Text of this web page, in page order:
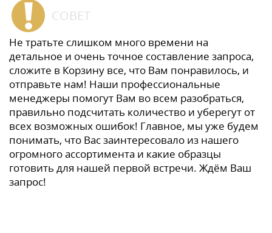
СОВЕТ
Не тратьте слишком много времени на
детальное и очень точное составление запроса,
сложите в Корзину все, что Вам понравилось, и
отправьте нам! Наши профессиональные
менеджеры помогут Вам во всем разобраться,
правильно подсчитать количество и уберегут от
всех возможных ошибок! Главное, мы уже будем
понимать, что Вас заинтересовало из нашего
огромного ассортимента и какие образцы
готовить для нашей первой встречи. Ждём Ваш
запрос!